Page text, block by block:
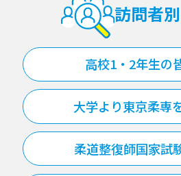
訪問者
高校1・2年生の
大学より東京柔専
柔道整復師国家試